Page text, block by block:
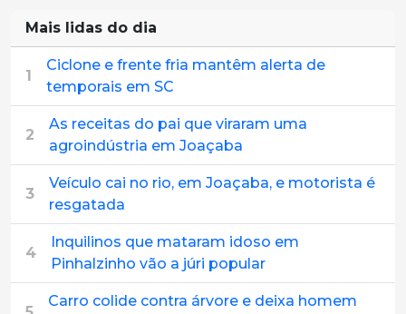
Mais lidas do dia
1
Ciclone e frente fria mantêm alerta de
temporais em SC
2
As receitas do pai que viraram uma
agroindústria em Joaçaba
3
Veículo cai no rio, em Joaçaba, e motorista é
resgatada
4
Inquilinos que mataram idoso em
Pinhalzinho vão a júri popular
Carro colide contra árvore e deixa homem